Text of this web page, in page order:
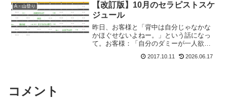
A・山登り
【改訂版】10月のセラピストスケ
ジュール
昨日、お客様と「背中は自分じゃなかな
かほぐせないよねー。」という話になっ
て。お客様：「自分のダミーが一人欲し
ー。」お：「そしたら、もう一人の自分
2017.10.11 2026.06.17
コメント